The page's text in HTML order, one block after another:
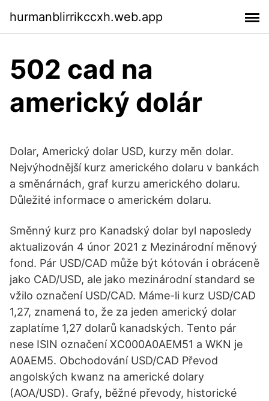
hurmanblirrikccxh.web.app
502 cad na
americký dolár
Dolar, Americký dolar USD, kurzy měn dolar.
Nejvýhodnější kurz amerického dolaru v bankách
a směnárnách, graf kurzu amerického dolaru.
Důležité informace o americkém dolaru.
Směnný kurz pro Kanadský dolar byl naposledy
aktualizován 4 únor 2021 z Mezinárodní měnový
fond. Pár USD/CAD může být kótován i obráceně
jako CAD/USD, ale jako mezinárodní standard se
vžilo označení USD/CAD. Máme-li kurz USD/CAD
1,27, znamená to, že za jeden americký dolar
zaplatíme 1,27 dolarů kanadských. Tento pár
nese ISIN označení XC000A0AEM51 a WKN je
A0AEM5. Obchodování USD/CAD Převod
angolských kwanz na americké dolary
(AOA/USD). Grafy, běžné převody, historické